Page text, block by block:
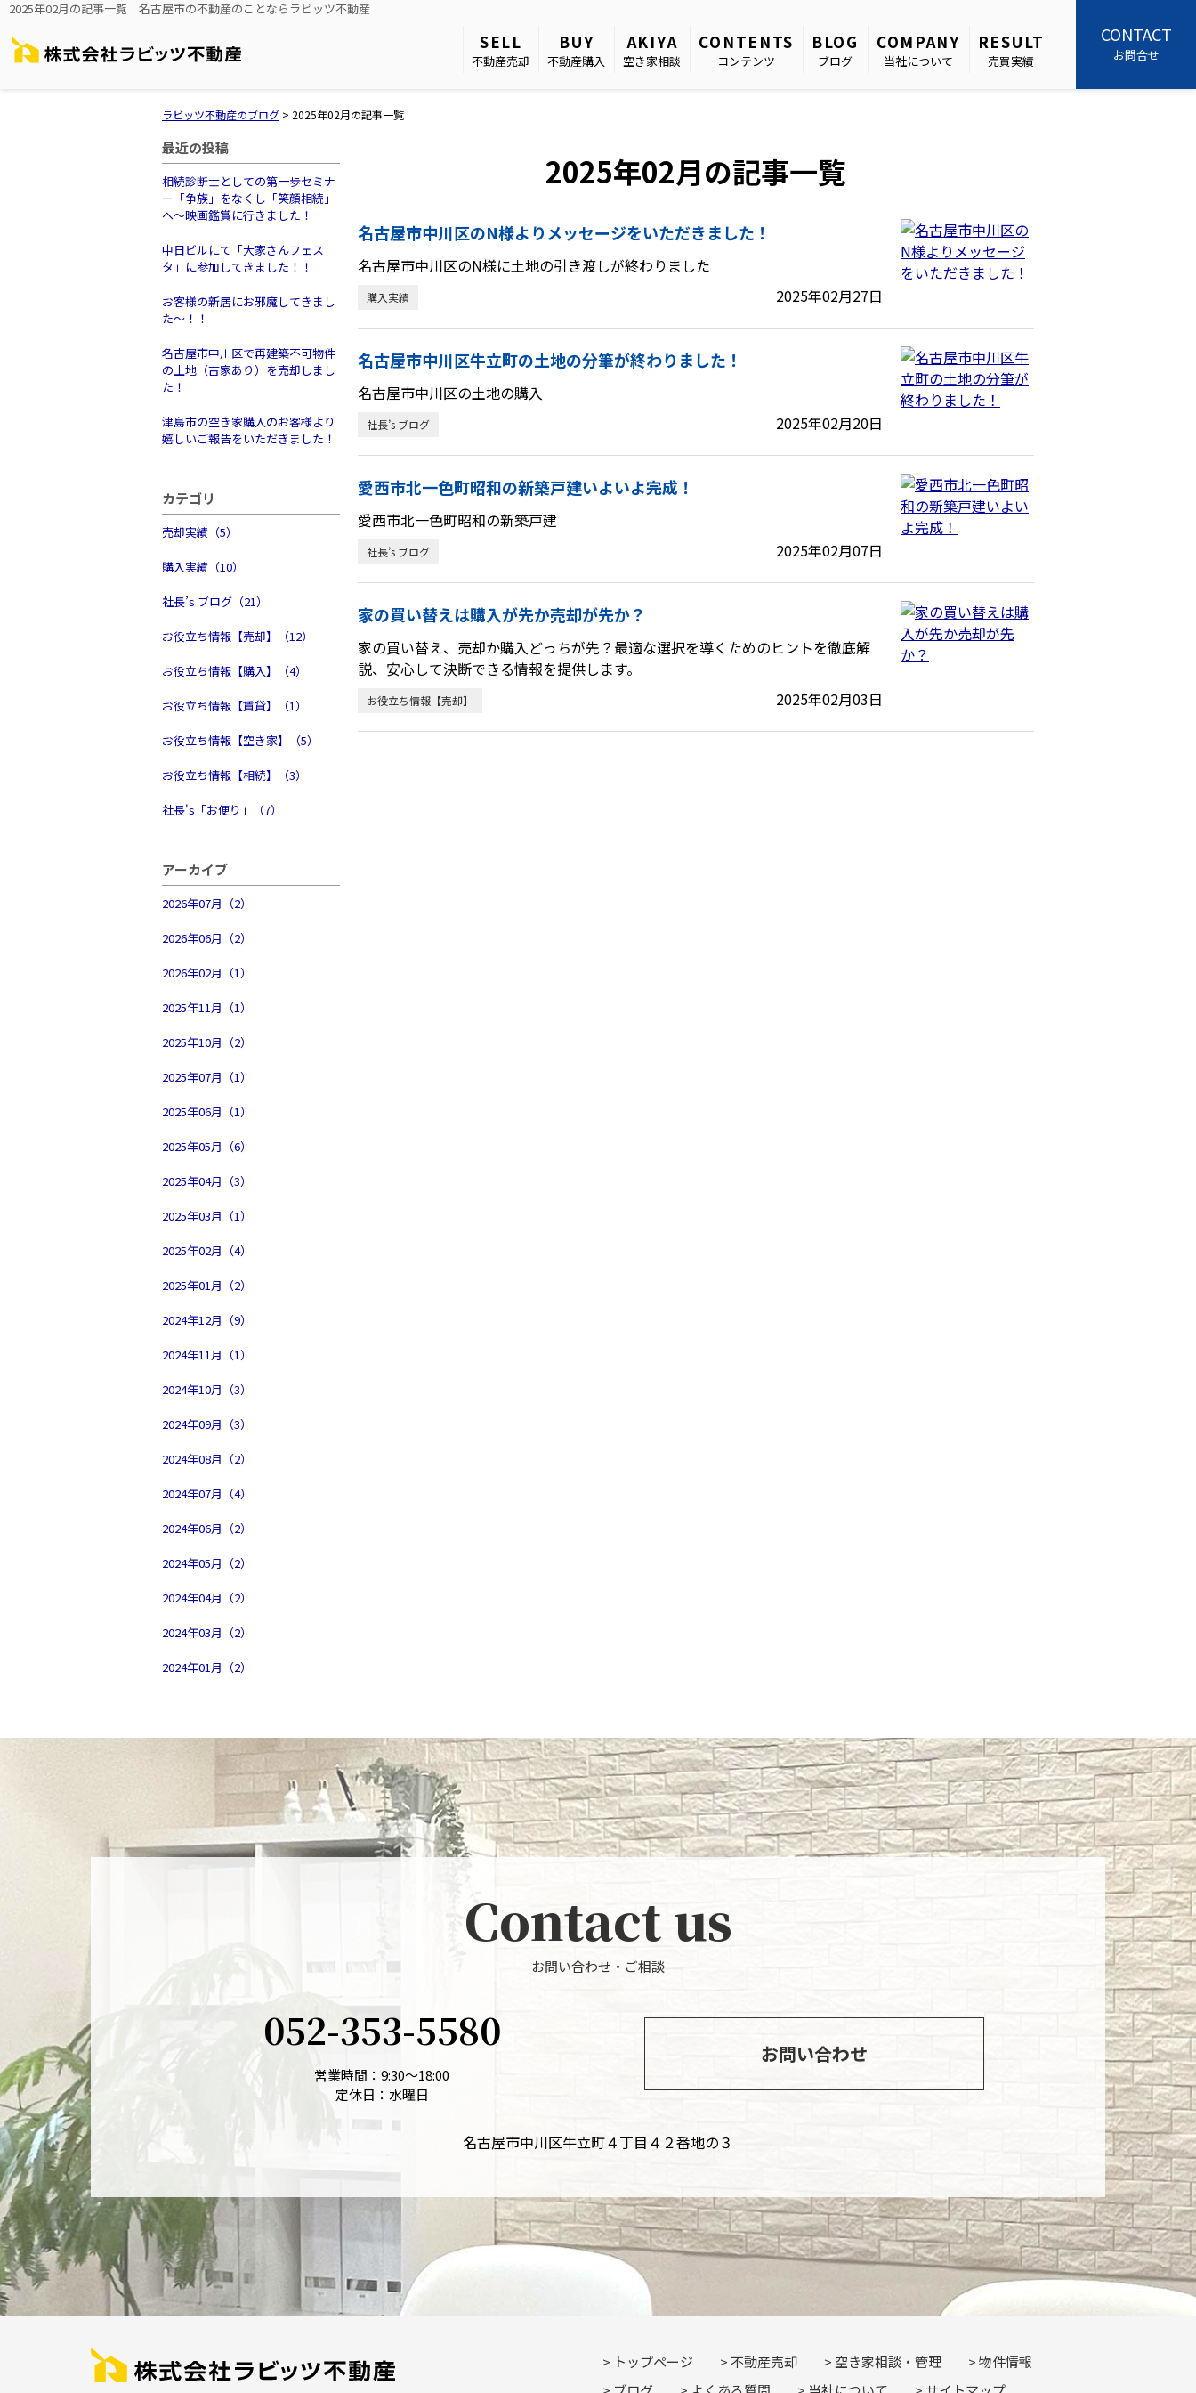
2025年02月の記事一覧｜名古屋市の不動産のことならラビッツ不動産
SELL
不動産売却
BUY
不動産購入
AKIYA
空き家相談
CONTENTS
コンテンツ
BLOG
ブログ
COMPANY
当社について
RESULT
売買実績
CONTACT
お問合せ
ラビッツ不動産のブログ > 2025年02月の記事一覧
最近の投稿
相続診断士としての第一歩セミナ
ー「争族」をなくし「笑顔相続」
へ～映画鑑賞に行きました！
中日ビルにて「大家さんフェス
タ」に参加してきました！！
お客様の新居にお邪魔してきまし
た～！！
名古屋市中川区で再建築不可物件
の土地（古家あり）を売却しまし
た！
津島市の空き家購入のお客様より
嬉しいご報告をいただきました！
カテゴリ
売却実績（5）
購入実績（10）
社長’s ブログ（21）
お役立ち情報【売却】（12）
お役立ち情報【購入】（4）
お役立ち情報【賃貸】（1）
お役立ち情報【空き家】（5）
お役立ち情報【相続】（3）
社長's「お便り」（7）
アーカイブ
2026年07月（2）
2026年06月（2）
2026年02月（1）
2025年11月（1）
2025年10月（2）
2025年07月（1）
2025年06月（1）
2025年05月（6）
2025年04月（3）
2025年03月（1）
2025年02月（4）
2025年01月（2）
2024年12月（9）
2024年11月（1）
2024年10月（3）
2024年09月（3）
2024年08月（2）
2024年07月（4）
2024年06月（2）
2024年05月（2）
2024年04月（2）
2024年03月（2）
2024年01月（2）
2025年02月の記事一覧
名古屋市中川区のN様よりメッセージをいただきました！
名古屋市中川区のN様に土地の引き渡しが終わりました
購入実績 2025年02月27日
名古屋市中川区牛立町の土地の分筆が終わりました！
名古屋市中川区の土地の購入
社長’s ブログ 2025年02月20日
愛西市北一色町昭和の新築戸建いよいよ完成！
愛西市北一色町昭和の新築戸建
社長’s ブログ 2025年02月07日
家の買い替えは購入が先か売却が先か？
家の買い替え、売却か購入どっちが先？最適な選択を導くためのヒントを徹底解
説、安心して決断できる情報を提供します。
お役立ち情報【売却】 2025年02月03日
Contact us
お問い合わせ・ご相談
052-353-5580
営業時間：9:30～18:00
定休日：水曜日
お問い合わせ
名古屋市中川区牛立町４丁目４２番地の３
トップページ 不動産売却 空き家相談・管理
物件情報